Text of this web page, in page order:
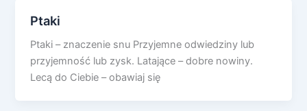
Ptaki
Ptaki – znaczenie snu Przyjemne odwiedziny lub
przyjemność lub zysk. Latające – dobre nowiny.
Lecą do Ciebie – obawiaj się